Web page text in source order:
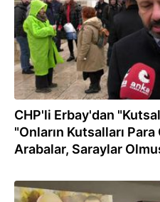
CHP'li Erbay'dan
"Onların Kutsalları
Arabalar, Saraylar
11.12.2022